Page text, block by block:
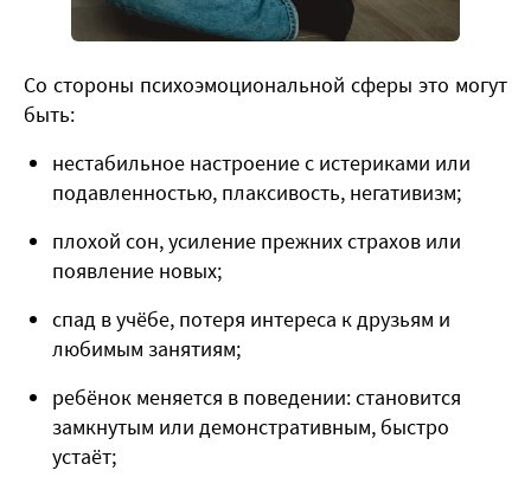
Со стороны психоэмоциональной сферы это могут
быть:
нестабильное настроение с истериками или
подавленностью, плаксивость, негативизм;
плохой сон, усиление прежних страхов или
появление новых;
спад в учёбе, потеря интереса к друзьям и
любимым занятиям;
ребёнок меняется в поведении: становится
замкнутым или демонстративным, быстро
устаёт;